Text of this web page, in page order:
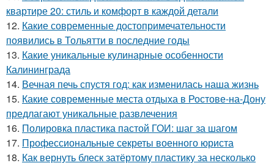
квартире 20: стиль и комфорт в каждой детали
12. Какие современные достопримечательности
появились в Тольятти в последние годы
13. Какие уникальные кулинарные особенности
Калининграда
14. Вечная печь спустя год: как изменилась наша жизнь
15. Какие современные места отдыха в Ростове-на-Дону
предлагают уникальные развлечения
16. Полировка пластика пастой ГОИ: шаг за шагом
17. Профессиональные секреты военного юриста
18. Как вернуть блеск затёртому пластику за несколько